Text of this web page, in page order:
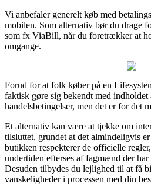
Vi anbefaler generelt køb med
mobilen. Som alternativ bør du drage
som fx ViaBill, når du foretrækker at
omgange.
Forud for at folk køber på en
faktisk gøre sig bekendt med indholdet
handelsbetingelser, men det er for det
Et alternativ kan være at tjekke om
tilsluttet, grundet at det almindeligvis
butikken respekterer de officielle
undertiden efterses af fagmænd der
Desuden tilbydes du lejlighed til at få
vanskeligheder i processen med din